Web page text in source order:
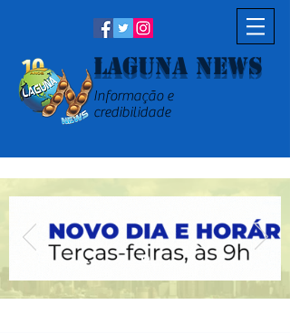
Laguna News
Informação e
credibilidade